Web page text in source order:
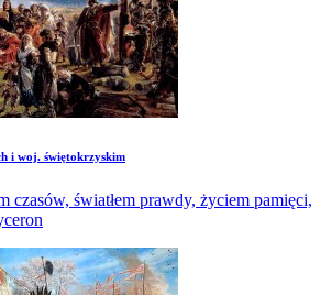
i woj. świętokrzyskim
czasów, światłem prawdy, życiem pamięci,